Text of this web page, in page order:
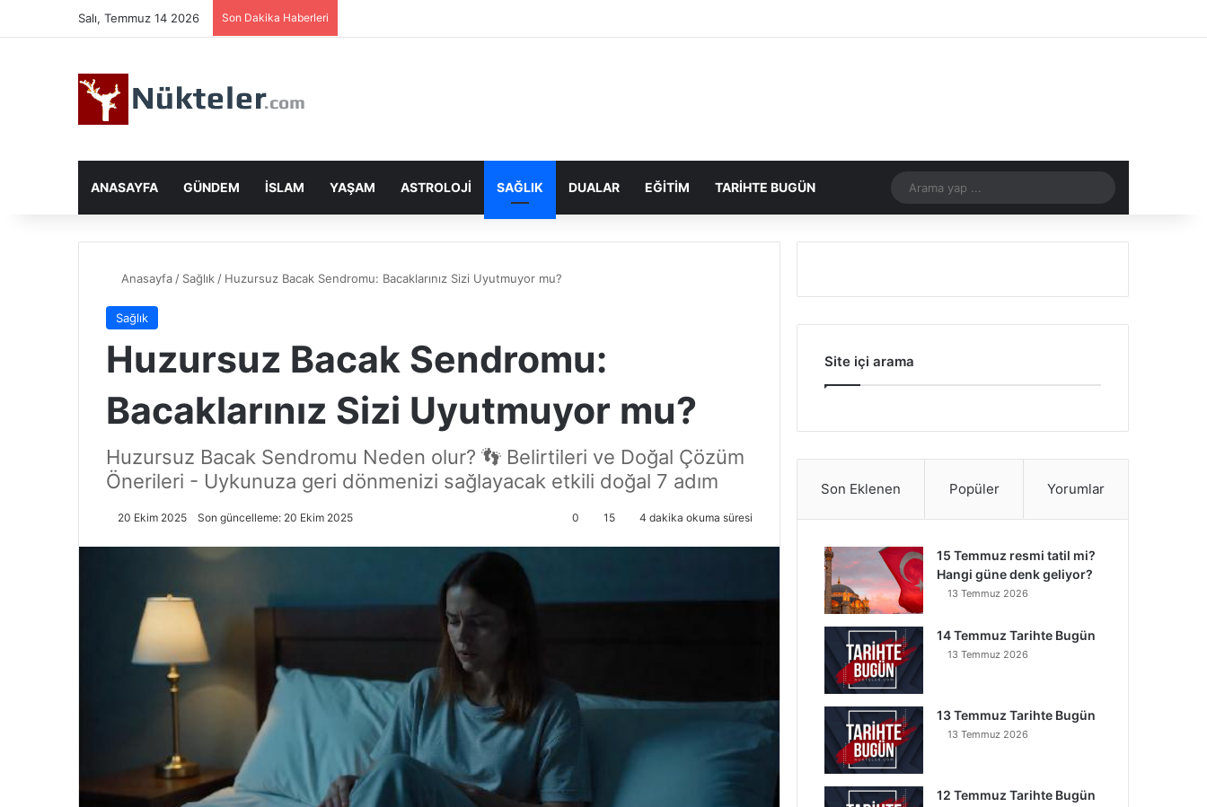
Salı, Temmuz 14 2026 Son Dakika Haberleri
ANASAYFA GÜNDEM İSLAM YAŞAM ASTROLOJI SAĞLIK DUALAR EĞITIM TARIHTE BUGÜN
yap
Anasayfa / Sağlık / Huzursuz Bacak Sendromu: Bacaklarınız Sizi Uyutmuyor mu?
Sağlık
Huzursuz Bacak Sendromu:
Bacaklarınız Sizi Uyutmuyor mu?
Huzursuz Bacak Sendromu Neden olur? 👣 Belirtileri ve Doğal Çözüm
Önerileri - Uykunuza geri dönmenizi sağlayacak etkili doğal 7 adım
20 Ekim 2025 Son güncelleme: 20 Ekim 2025 0 15 4 dakika okuma süresi
Site içi arama
Son Eklenen Popüler Yorumlar
15 Temmuz resmi tatil mi?
Hangi güne denk geliyor?
13 Temmuz 2026
14 Temmuz Tarihte Bugün
13 Temmuz 2026
13 Temmuz Tarihte Bugün
13 Temmuz 2026
12 Temmuz Tarihte Bugün